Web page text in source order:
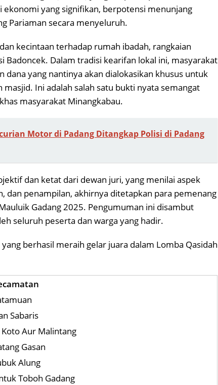
yang signifikan, berpotensi menunjang
Pariaman secara menyeluruh.
kecintaan terhadap rumah ibadah, rangkaian
Badoncek. Dalam tradisi kearifan lokal ini, masyarakat
dana yang nantinya akan dialokasikan khusus untuk
Ini adalah salah satu bukti nyata semangat
masyarakat Minangkabau.
Motor di Padang Ditangkap Polisi di Padang
dan ketat dari dewan juri, yang menilai aspek
dan penampilan, akhirnya ditetapkan para pemenang
Gadang 2025. Pengumuman ini disambut
seluruh peserta dan warga yang hadir.
berhasil meraih gelar juara dalam Lomba Qasidah
Sabaris
Koto Aur Malintang
Gasan
Alung
Toboh Gadang